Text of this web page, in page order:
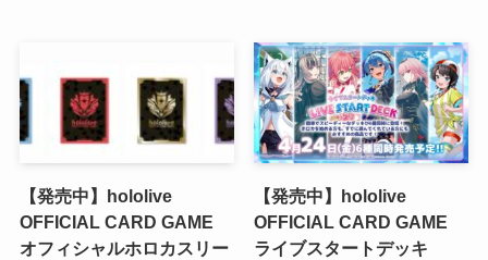
【発売中】hololive
OFFICIAL CARD GAME
オフィシャルホロカスリー
【発売中】hololive
OFFICIAL CARD GAME
ライブスタートデッキ